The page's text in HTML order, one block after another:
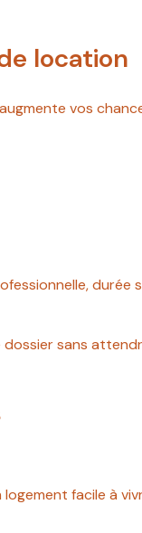
location
vos
durée
sans
facile à